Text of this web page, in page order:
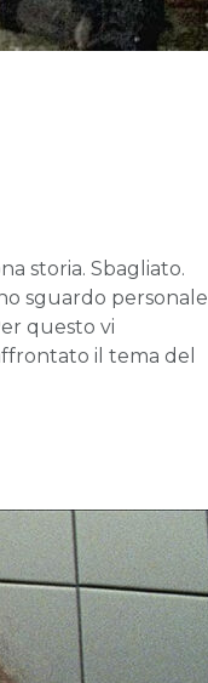
storia. Sbagliato.
sguardo personale
questo vi
il tema del